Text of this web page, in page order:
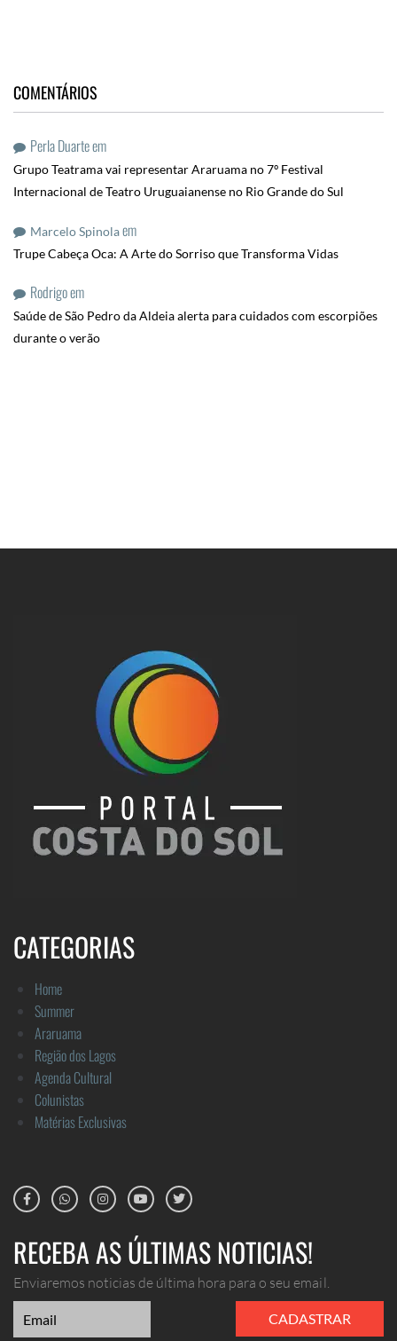
COMENTÁRIOS
Perla Duarteem
Grupo Teatrama vai representar Araruama no 7º Festival
Internacional de Teatro Uruguaianense no Rio Grande do Sul
Marcelo Spinolaem
Trupe Cabeça Oca: A Arte do Sorriso que Transforma Vidas
Rodrigoem
Saúde de São Pedro da Aldeia alerta para cuidados com escorpiões
durante o verão
CATEGORIAS
Home
Summer
Araruama
Região dos Lagos
Agenda Cultural
Colunistas
Matérias Exclusivas
RECEBA AS ÚLTIMAS NOTICIAS!
Enviaremos noticias de última hora para o seu email.
CADASTRAR